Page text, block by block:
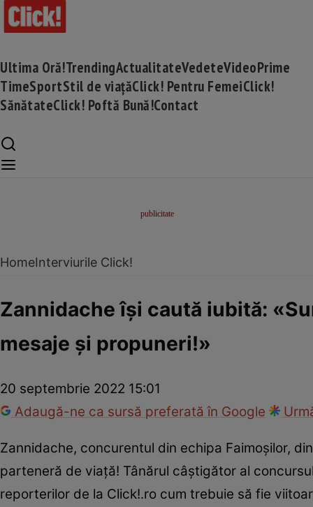
Ultima Oră!TrendingActualitateVedeteVideoPrime
TimeSportStil de viațăClick! Pentru FemeiClick!
SănătateClick! Poftă Bună!Contact
HomeInterviurile Click!
Zannidache își caută iubită:
mesaje și propuneri!»
20 septembrie 2022 15:01
Adaugă-ne ca sursă preferată în Google
Zannidache, concurentul din echipa Faimoșilor,
parteneră de viață! Tânărul câștigător al
reporterilor de la Click!.ro cum trebuie să fie